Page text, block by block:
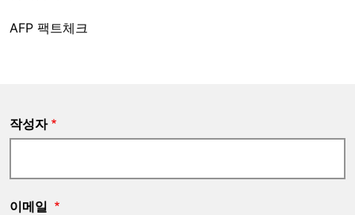
AFP 팩트체크
작성자
이메일